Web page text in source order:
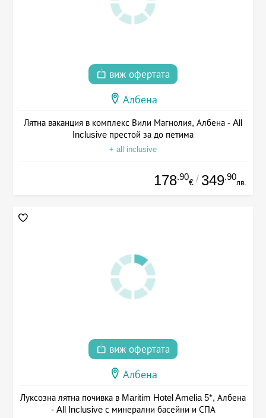
виж офертата
Албена
Лятна ваканция в комплекс Вили Магнолия, Албена - All
Inclusive престой за до петима
+ all inclusive
178.90
€ / 349.90
лв.
виж офертата
Албена
Луксозна лятна почивка в Maritim Hotel Amelia 5*, Албена
- All Inclusive с минерални басейни и СПА